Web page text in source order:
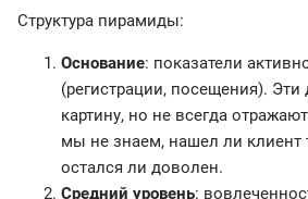
Структура пирамиды:
Основание: показатели
(регистрации, посещения).
картину, но не всегда
мы не знаем, нашел ли клиент
остался ли доволен.
Средний уровень: